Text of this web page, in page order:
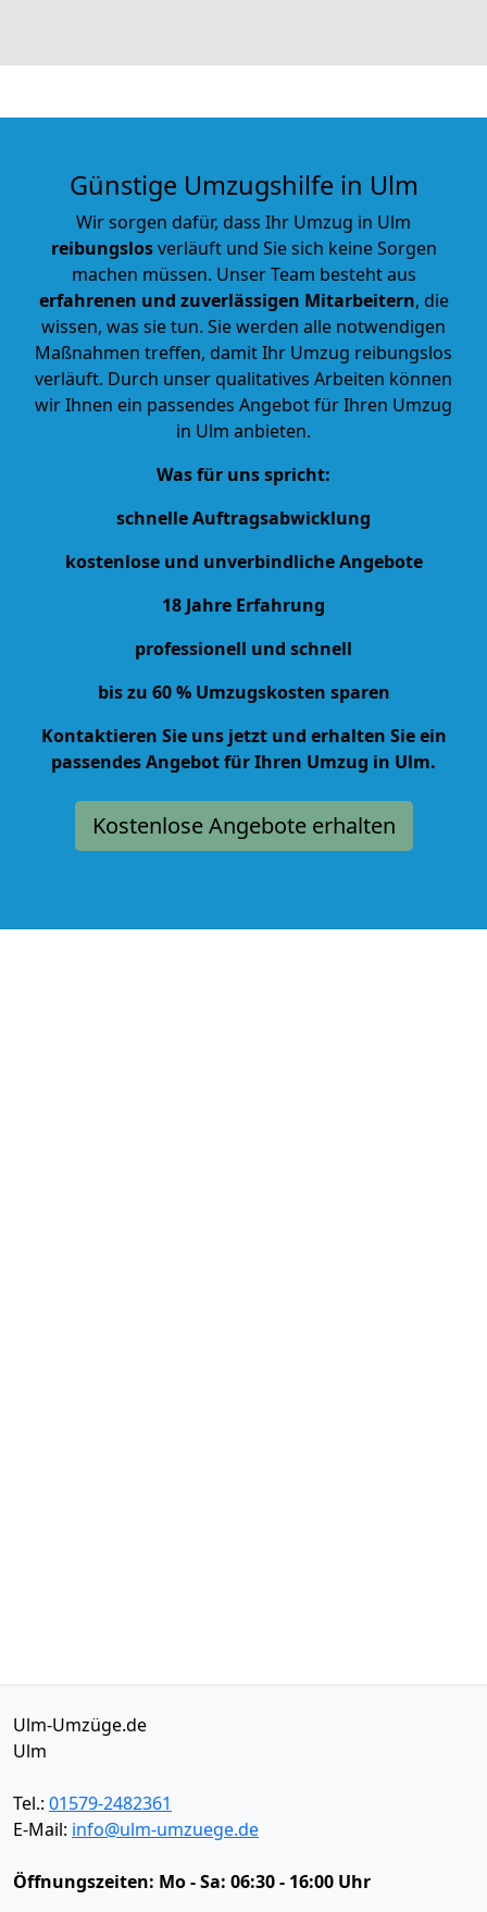
Günstige Umzugshilfe in Ulm
Wir sorgen dafür, dass Ihr Umzug in Ulm
reibungslosverläuft und Sie sich keine Sorgen
machen müssen. Unser Team besteht aus
erfahrenen und zuverlässigen Mitarbeitern, die
wissen, was sie tun. Sie werden alle notwendigen
Maßnahmen treffen, damit Ihr Umzug reibungslos
verläuft. Durch unser qualitatives Arbeiten können
wir Ihnen ein passendes Angebot für Ihren Umzug
in Ulm anbieten.
Was für uns spricht:
schnelle Auftragsabwicklung
kostenlose und unverbindliche Angebote
18 Jahre Erfahrung
professionell und schnell
bis zu 60 % Umzugskosten sparen
Kontaktieren Sie uns jetzt und erhalten Sie ein
passendes Angebot für Ihren Umzug in Ulm.
Kostenlose Angebote erhalten
Ulm-Umzüge.de
Ulm
Tel.: 01579-2482361
E-Mail: info@ulm-umzuege.de
Öffnungszeiten: Mo - Sa: 06:30 - 16:00 Uhr